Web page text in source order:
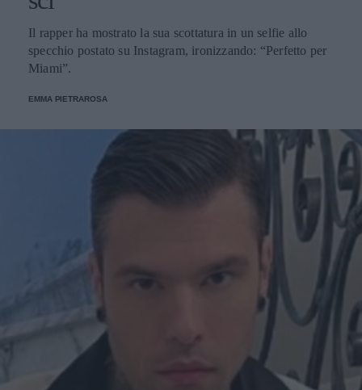
Il rapper ha mostrato la sua scottatura in un selfie allo
specchio postato su Instagram, ironizzando: “Perfetto per
Miami”.
EMMA PIETRAROSA